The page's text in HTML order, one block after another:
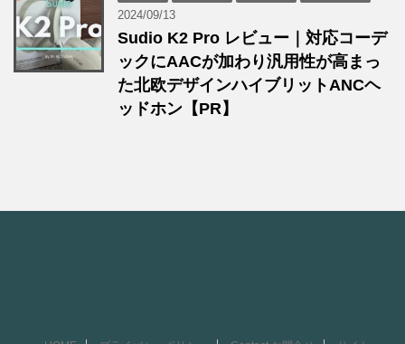
2024/09/13
Sudio K2 Pro レビュー｜対応コーデ
ックにAACが加わり汎用性が高まっ
た北欧デザインハイブリットANCヘ
ッドホン【PR】